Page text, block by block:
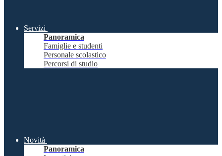
Servizi
Panoramica
Famiglie e studenti
Personale scolastico
Percorsi di studio
Novità
Panoramica